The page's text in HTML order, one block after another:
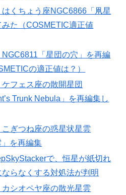
はくちょう座NGC6866「凧星
た（COSMETIC適正値
NGC6811「星団の穴」を再編
の適正値は？）
ケフェス座の散開星団
Trunk Nebula」を再編集し
こぎつね座の惑星状星雲
を再編集
で、恒星が紙切れ
らなくする対処法が判明
カシオペヤ座の散光星雲